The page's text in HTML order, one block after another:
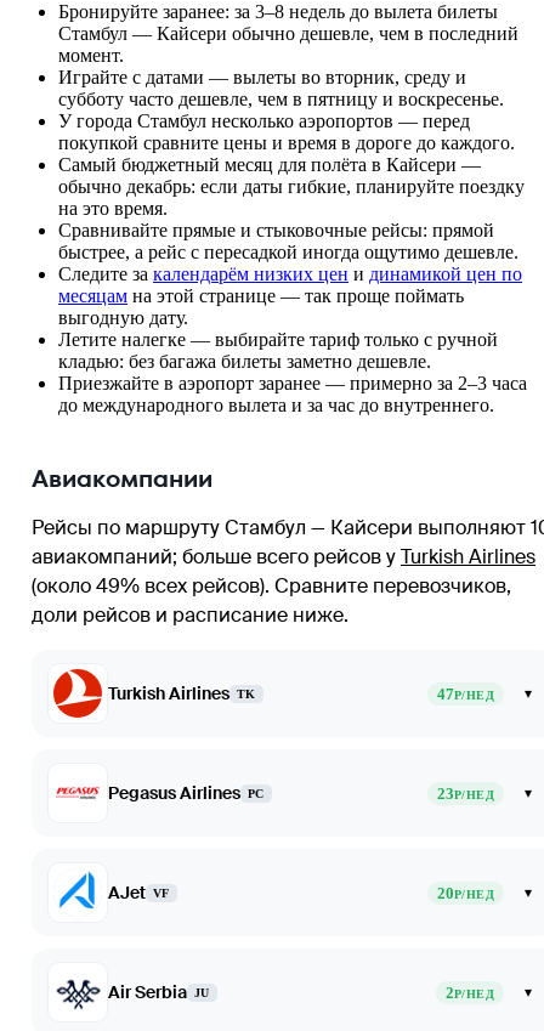
Бронируйте заранее: за 3–8 недель до вылета билеты
Стамбул — Кайсери обычно дешевле, чем в последний
момент.
Играйте с датами — вылеты во вторник, среду и
субботу часто дешевле, чем в пятницу и воскресенье.
У города Стамбул несколько аэропортов — перед
покупкой сравните цены и время в дороге до каждого.
Самый бюджетный месяц для полёта в Кайсери —
обычно декабрь: если даты гибкие, планируйте поездку
на это время.
Сравнивайте прямые и стыковочные рейсы: прямой
быстрее, а рейс с пересадкой иногда ощутимо дешевле.
Следите за календарём низких цен и динамикой цен по
месяцам на этой странице — так проще поймать
выгодную дату.
Летите налегке — выбирайте тариф только с ручной
кладью: без багажа билеты заметно дешевле.
Приезжайте в аэропорт заранее — примерно за 2–3 часа
до международного вылета и за час до внутреннего.
Авиакомпании
Рейсы по маршруту Стамбул — Кайсери выполняют
авиакомпаний; больше всего рейсов уTurkish Airlines
(около 49% всех рейсов). Сравните перевозчиков,
доли рейсов и расписание ниже.
Turkish Airlines TK 47Р/НЕД ▾
Pegasus Airlines PC 23Р/НЕД ▾
AJet VF 20Р/НЕД ▾
Air Serbia JU 2Р/НЕД ▾